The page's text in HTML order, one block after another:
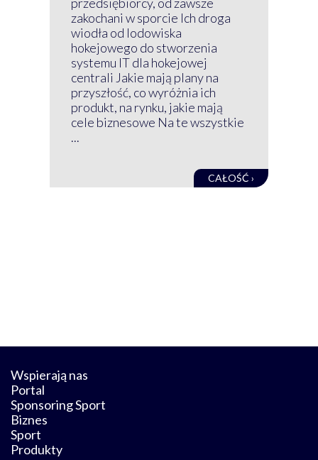
zakochani w sporcie Ich droga
wiodła od lodowiska
hokejowego do stworzenia
systemu IT dla hokejowej
centrali Jakie mają plany na
przyszłość, co wyróżnia ich
produkt, na rynku, jakie mają
cele biznesowe Na te wszystkie
...
CAŁOŚĆ ›
Wspierają nas
Portal
Sponsoring Sport
Biznes
Sport
Produkty